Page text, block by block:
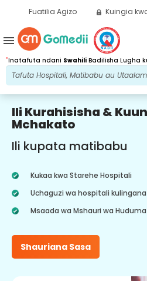
Fuatilia Agizo Kuingia
*Inatafuta ndani Swahili Badilisha Lugha
menu
Ili Kurahisisha &
Mchakato
Ili kupata matibabu
Kukaa kwa Starehe Hospitali
Uchaguzi wa hospitali
Msaada wa Mshauri wa
Shauriana Sasa